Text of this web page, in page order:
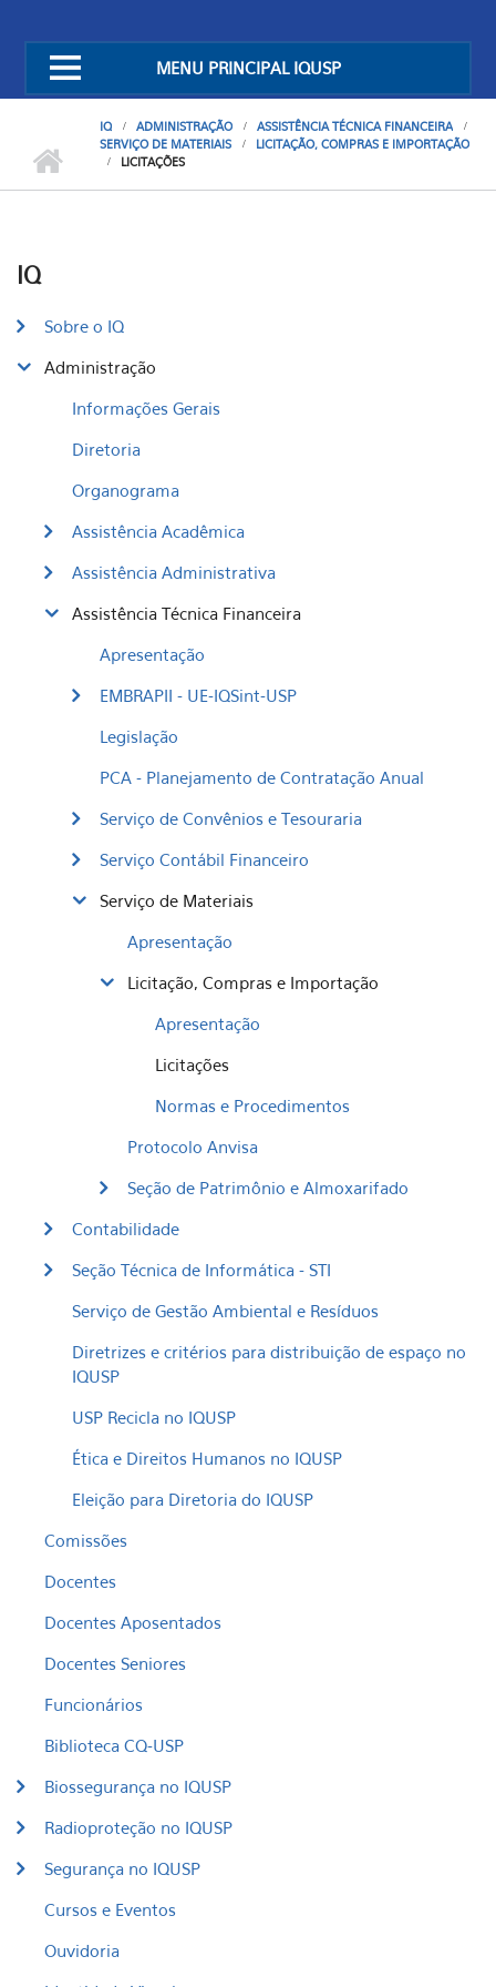
MENU PRINCIPAL IQUSP
IQ ADMINISTRAÇÃO
ASSISTÊNCIA TÉCNICA FINANCEIRA
SERVIÇO DE MATERIAIS
LICITAÇÃO, COMPRAS E IMPORTAÇÃO
LICITAÇÕES
IQ
Sobre o IQ
Administração
Informações Gerais
Diretoria
Organograma
Assistência Acadêmica
Assistência Administrativa
Assistência Técnica Financeira
Apresentação
EMBRAPII - UE-IQSint-USP
Legislação
PCA - Planejamento de Contratação Anual
Serviço de Convênios e Tesouraria
Serviço Contábil Financeiro
Serviço de Materiais
Apresentação
Licitação, Compras e Importação
Apresentação
Licitações
Normas e Procedimentos
Protocolo Anvisa
Seção de Patrimônio e Almoxarifado
Contabilidade
Seção Técnica de Informática - STI
Serviço de Gestão Ambiental e Resíduos
Diretrizes e critérios para distribuição de espaço no
IQUSP
USP Recicla no IQUSP
Ética e Direitos Humanos no IQUSP
Eleição para Diretoria do IQUSP
Comissões
Docentes
Docentes Aposentados
Docentes Seniores
Funcionários
Biblioteca CQ-USP
Biossegurança no IQUSP
Radioproteção no IQUSP
Segurança no IQUSP
Cursos e Eventos
Ouvidoria